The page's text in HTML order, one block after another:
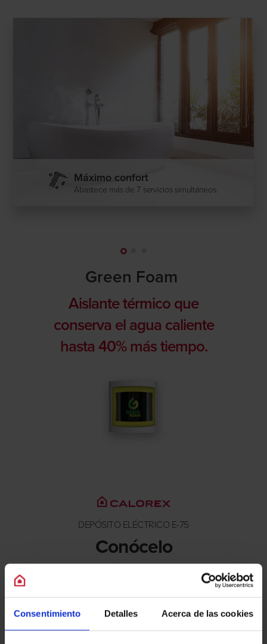
Consentimiento Detalles Acerca de las cookies
Máximo confort
Abastece más de 7 servicios simultáneos.
Green Foam
Aislante térmico que
conserva el agua caliente
hasta 40% más tiempo.
DEPÓSITO ELÉCTRICO E-75
Conócelo